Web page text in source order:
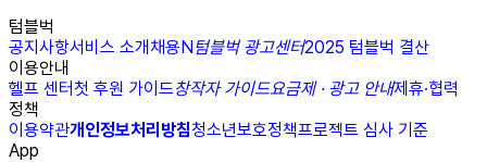
텀블벅
공지사항서비스 소개채용N텀블벅 광고센터2025 텀블벅 결산
이용안내
헬프 센터첫 후원 가이드창작자 가이드요금제 · 광고 안내제휴·협력
정책
이용약관개인정보처리방침청소년보호정책프로젝트 심사 기준
App